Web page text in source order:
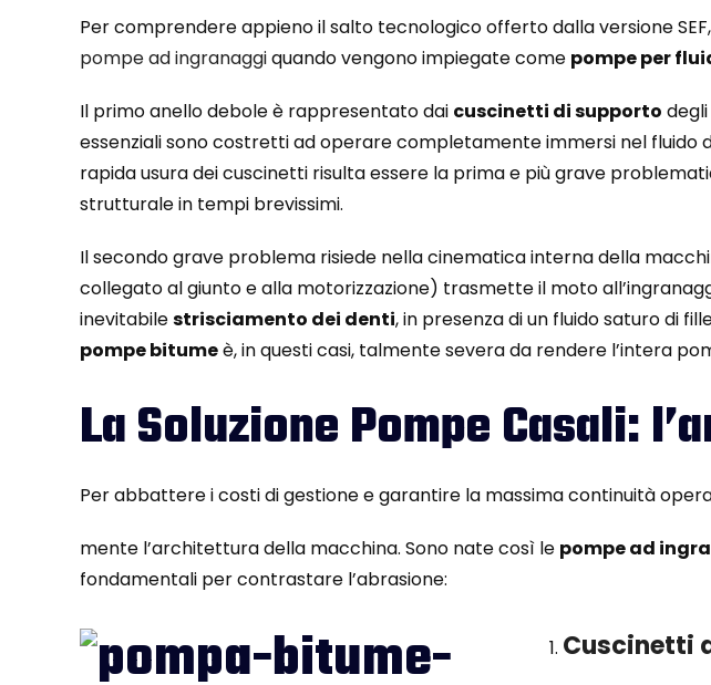
Per comprendere appieno il salto tecnologico offerto dalla versione
pompe ad ingranaggiquando vengono impiegate come pompe per
Il primo anello debole è rappresentato dai cuscinetti di supporto
essenziali sono costretti ad operare completamente immersi nel fluido
rapida usura dei cuscinetti risulta essere la prima e più grave
strutturale in tempi brevissimi.
Il secondo grave problema risiede nella cinematica interna della
collegato al giunto e alla motorizzazione) trasmette il moto
inevitabilestrisciamento dei denti, in presenza di un fluido saturo di
pompe bitumeè, in questi casi, talmente severa da rendere l’intera
La Soluzione Pompe Casali:
Per abbattere i costi di gestione e garantire la massima continuità
mente l’architettura della macchina. Sono nate così le pompe ad
fondamentali per contrastare l’abrasione:
Cuscinetti